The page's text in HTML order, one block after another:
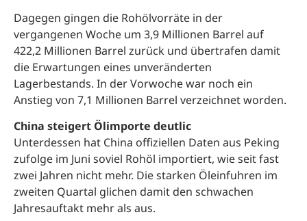
Dagegen gingen die Rohölvorräte in der
vergangenen Woche um 3,9 Millionen Barrel auf
422,2 Millionen Barrel zurück und übertrafen damit
die Erwartungen eines unveränderten
Lagerbestands. In der Vorwoche war noch ein
Anstieg von 7,1 Millionen Barrel verzeichnet worden.
China steigert Ölimporte deutlic
Unterdessen hat China offiziellen Daten aus Peking
zufolge im Juni soviel Rohöl importiert, wie seit fast
zwei Jahren nicht mehr. Die starken Öleinfuhren im
zweiten Quartal glichen damit den schwachen
Jahresauftakt mehr als aus.